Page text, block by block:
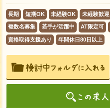
長期 短期OK 未経験OK 未経験歓迎
複数名募集 若手が活躍中 AT限定可
資格取得支援あり 年間休日80日以上